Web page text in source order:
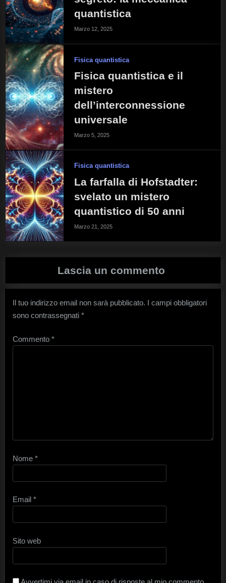
quantistica
Marzo 12, 2025
Fisica quantistica
Fisica quantistica e il
mistero
dell’interconnessione
universale
Marzo 5, 2025
Fisica quantistica
La farfalla di Hofstadter:
svelato un mistero
quantistico di 50 anni
Marzo 21, 2025
Lascia un commento
Il tuo indirizzo email non sarà pubblicato. I campi obbligatori
sono contrassegnati *
Commento *
Nome *
Email *
Sito web